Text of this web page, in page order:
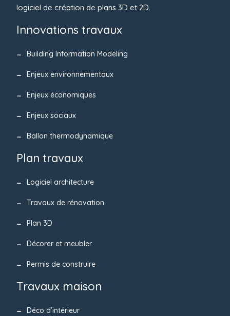
logiciel de création de plans 3D et 2D.
Innovations travaux
Building Information Modeling
Enjeux environnementaux
Enjeux économiques
Enjeux sociaux
Ballon thermodynamique
Plan travaux
Logiciel architecture
Travaux de rénovation
Plan 3D
Décorer et meubler
Permis de construire
Travaux maison
Déco d’intérieur